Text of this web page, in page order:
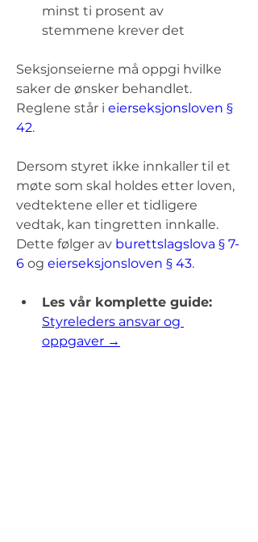
minst ti prosent av
stemmene krever det
Seksjonseierne må oppgi hvilke
saker de ønsker behandlet.
Reglene står i eierseksjonsloven §
42.
Dersom styret ikke innkaller til et
møte som skal holdes etter loven,
vedtektene eller et tidligere
vedtak, kan tingretten innkalle.
Dette følger av burettslagslova § 7-
6 og eierseksjonsloven § 43.
Les vår komplette guide:
Styreleders ansvar og
oppgaver →